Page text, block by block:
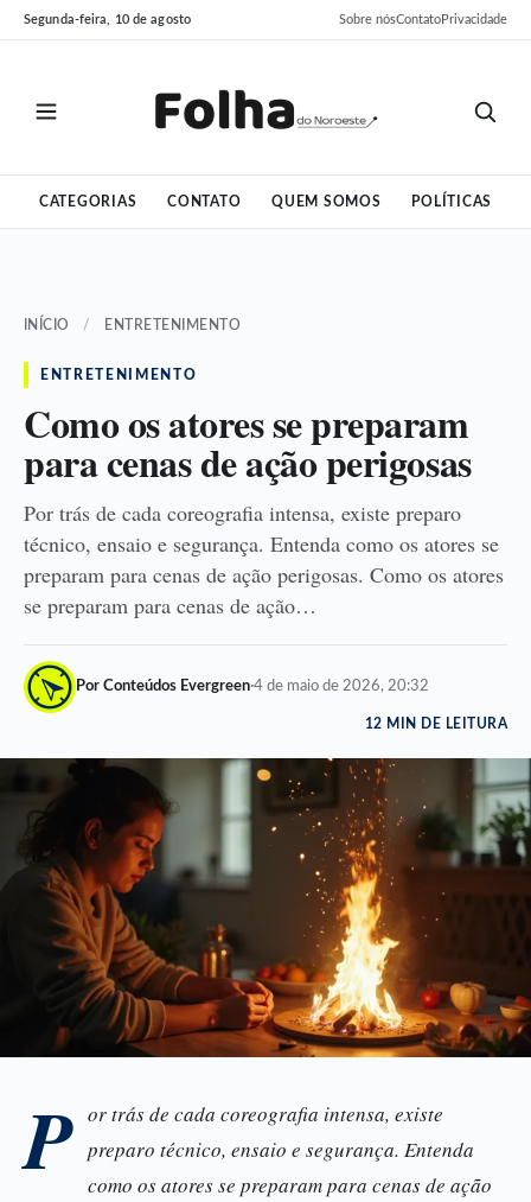
Pular
para
Pular
para
Segunda-feira, 10 de agosto Sobre nósContatoPrivacidade
CATEGORIAS CONTATO QUEM SOMOS POLÍTICAS
INÍCIO / ENTRETENIMENTO
ENTRETENIMENTO
Como os atores se preparam
para cenas de ação perigosas
Por trás de cada coreografia intensa, existe preparo
técnico, ensaio e segurança. Entenda como os atores se
preparam para cenas de ação perigosas. Como os atores
se preparam para cenas de ação…
Por Conteúdos Evergreen·4 de maio de 2026, 20:32
12 MIN DE LEITURA
P or trás de cada coreografia intensa, existe
preparo técnico, ensaio e segurança. Entenda
como os atores se preparam para cenas de ação